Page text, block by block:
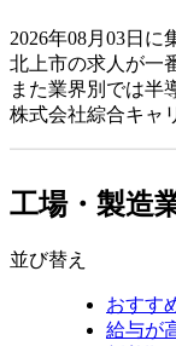
2026年08月03日に
北上市の求人が一
また業界別では半
株式会社綜合キャ
工場・製造
並び替え
おすす
給与が